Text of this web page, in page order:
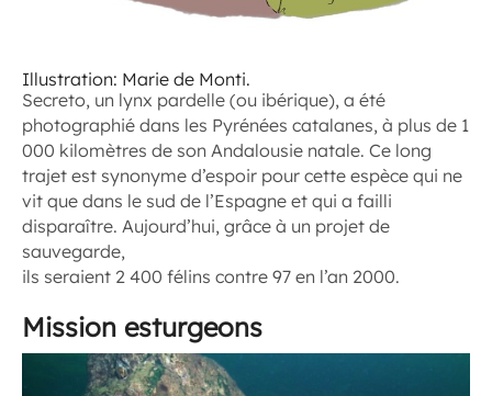
Illustration: Marie de Monti.
Secreto, un lynx pardelle (ou ibérique), a été
photographié dans les Pyrénées catalanes, à plus de 1
000 kilomètres de son Andalousie natale. Ce long
trajet est synonyme d’espoir pour cette espèce qui ne
vit que dans le sud de l’Espagne et qui a failli
disparaître. Aujourd’hui, grâce à un projet de
sauvegarde,
ils seraient 2 400 félins contre 97 en l’an 2000.
Mission esturgeons